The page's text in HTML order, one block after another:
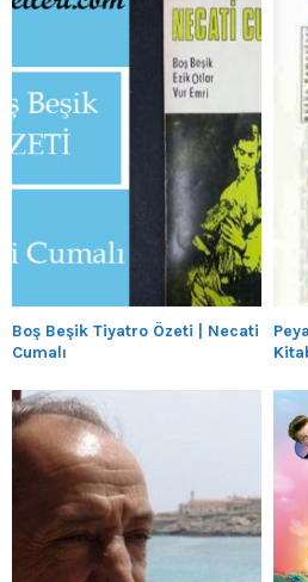
Boş Beşik Tiyatro Özeti | Necati
Cumalı